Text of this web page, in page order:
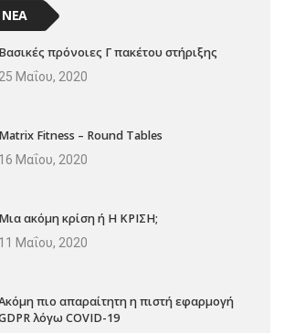
Βασικές πρόνοιες Γ πακέτου στήριξης
25 Μαΐου, 2020
Matrix Fitness – Round Tables
16 Μαΐου, 2020
Μια ακόμη κρίση ή Η ΚΡΙΣΗ;
11 Μαΐου, 2020
πιο απαραίτητη η πιστή εφαρμογή
λόγω COVID-19